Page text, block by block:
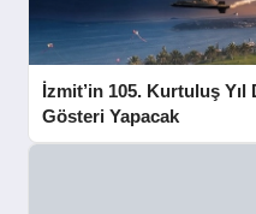
İzmit’in 105. Kurtuluş
Gösteri Yapacak